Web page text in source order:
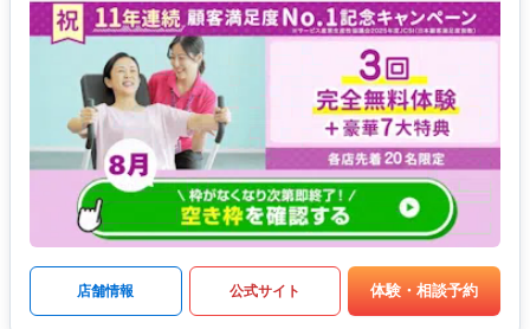
店舗情報 公式サイト 体験・相談予約